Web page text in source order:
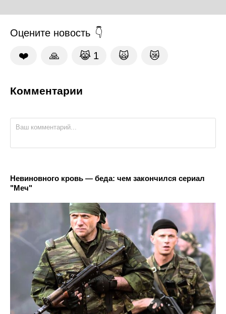
Оцените новость
❤️ 🙏 😹 1 🙀 😿
Комментарии
Невиновного кровь — беда: чем закончился сериал
"Меч"